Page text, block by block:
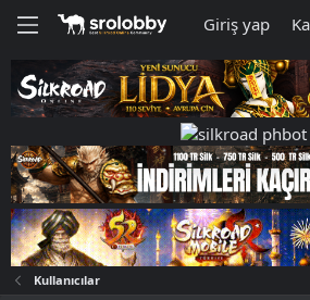
Giriş yap
Kullanıcılar